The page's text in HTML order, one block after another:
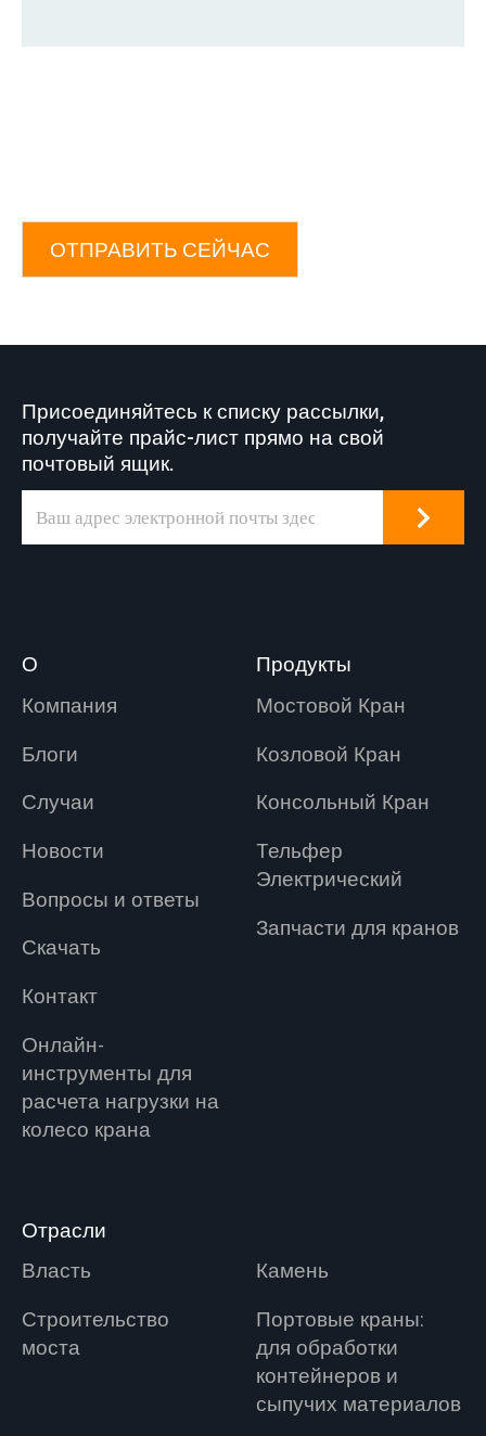
ОТПРАВИТЬ СЕЙЧАС
Присоединяйтесь к списку рассылки,
получайте прайс-лист прямо на свой
почтовый ящик.
О
Компания
Блоги
Случаи
Новости
Вопросы и ответы
Скачать
Контакт
Онлайн-
инструменты для
расчета нагрузки на
колесо крана
Продукты
Мостовой Кран
Козловой Кран
Консольный Кран
Tельфер
Электрический
Запчасти для кранов
Отрасли
Власть
Камень
Строительство
моста
Портовые краны:
для обработки
контейнеров и
сыпучих материалов